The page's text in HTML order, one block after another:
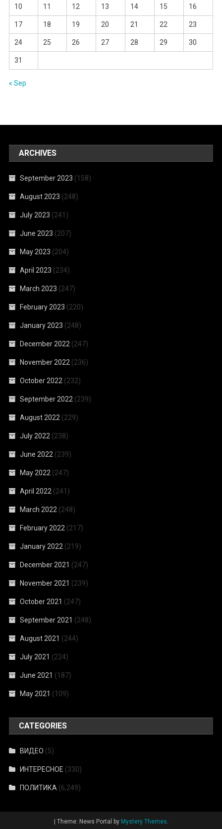
10 11 12 13 14 15 16
17 18 19 20 21 22 23
24 25 26 27 28 29 30
31
« Sep
ARCHIVES
September 2023 (158)
August 2023 (248)
July 2023 (241)
June 2023 (207)
May 2023 (204)
April 2023 (234)
March 2023 (247)
February 2023 (220)
January 2023 (248)
December 2022 (247)
November 2022 (236)
October 2022 (232)
September 2022 (239)
August 2022 (229)
July 2022 (238)
June 2022 (239)
May 2022 (247)
April 2022 (241)
March 2022 (248)
February 2022 (217)
January 2022 (219)
December 2021 (247)
November 2021 (239)
October 2021 (247)
September 2021 (248)
August 2021 (244)
July 2021 (224)
June 2021 (187)
May 2021 (109)
CATEGORIES
ВИДЕО (5)
ИНТЕРЕСНОЕ (330)
ПОЛИТИКА (6,249)
Theme: News Portal by Mystery Themes.